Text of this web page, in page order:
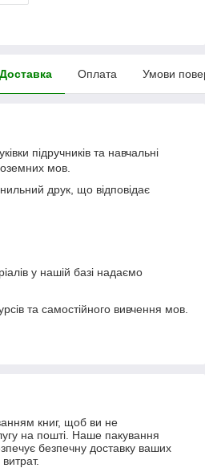
Доставка Оплата Умови
підручників та навчальні
мов.
друк, що відповідає
у нашій базі надаємо
та самостійного вивчення мов.
книг, щоб ви не
на пошті. Наше пакування
безпечну доставку ваших